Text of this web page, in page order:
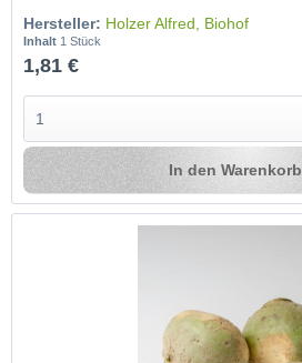
Hersteller: Holzer Alfred, Biohof
Inhalt 1 Stück
1,81 €
In den Warenkorb